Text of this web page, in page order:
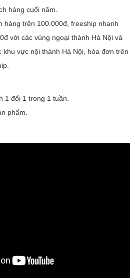
hàng cuối năm.
hàng trên 100.000đ, freeship nhanh
với các vùng ngoại thành Hà Nội và
vực nội thành Hà Nội, hóa đơn trên
1 đổi 1 trong 1 tuần.
phẩm.